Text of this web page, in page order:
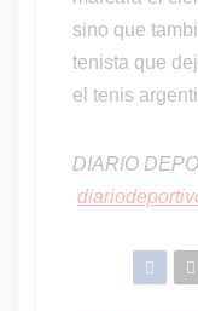
sino que
tenista que
el tenis
DIARIO